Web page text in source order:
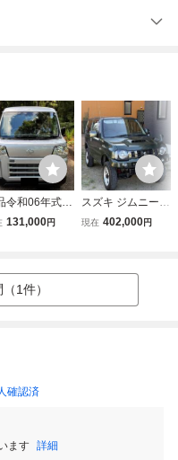
令和06年式ダ
ツハイゼット
まで
131,000円
スズキ ジムニー A
BA-JB23W 平成
現在 402,000円
1件）
確認済
ます 詳細